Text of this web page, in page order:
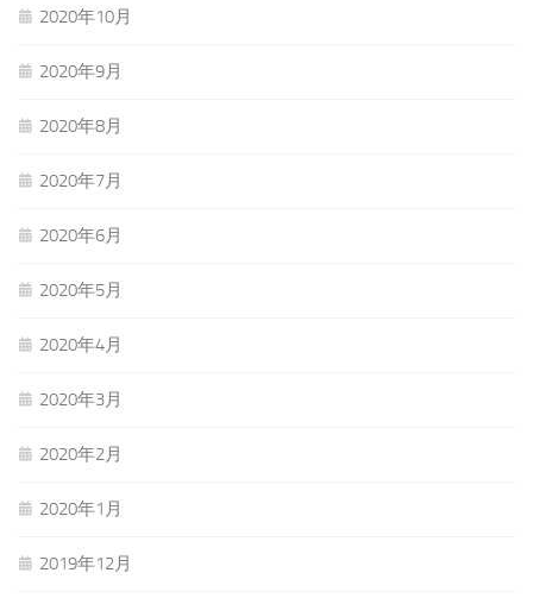
2020年10月
2020年9月
2020年8月
2020年7月
2020年6月
2020年5月
2020年4月
2020年3月
2020年2月
2020年1月
2019年12月